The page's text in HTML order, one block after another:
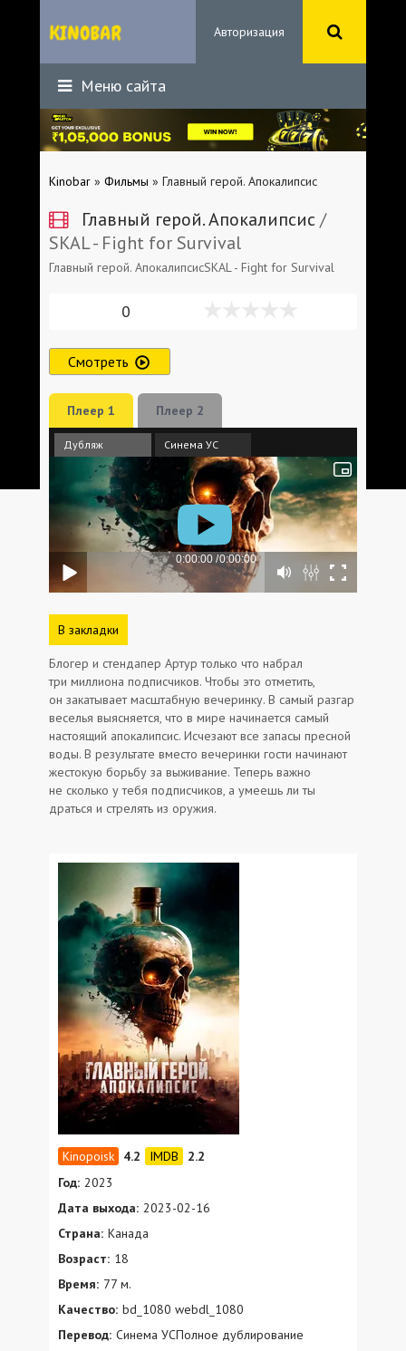
Авторизация
Меню сайта
Kinobar » Фильмы » Главный герой. Апокалипсис
Главный герой. Апокалипсис/
SKAL - Fight for Survival
Главный герой. АпокалипсисSKAL - Fight for Survival
0
Смотреть
Плеер 1 Плеер 2
Дубляж Синема УС
В закладки
Блогер и стендапер Артур только что набрал
три миллиона подписчиков. Чтобы это отметить,
он закатывает масштабную вечеринку. В самый разгар
веселья выясняется, что в мире начинается самый
настоящий апокалипсис. Исчезают все запасы пресной
воды. В результате вместо вечеринки гости начинают
жестокую борьбу за выживание. Теперь важно
не сколько у тебя подписчиков, а умеешь ли ты
драться и стрелять из оружия.
4.2
2.2
Год: 2023
Дата выхода: 2023-02-16
Страна: Канада
Возраст: 18
Время: 77 м.
Качество: bd_1080 webdl_1080
Перевод: Синема УСПолное дублирование